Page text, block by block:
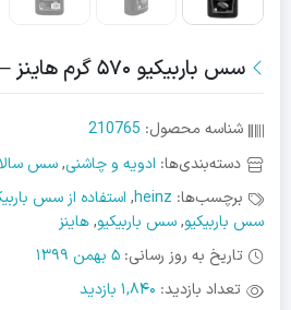
سس باربیکیو ۵۷۰ گرم هاینز – heinz
شناسه محصول: 210765
دسته‌بندی‌ها: ادویه و چاشنی,سس
برچسب‌ها: heinz
, استفاده از سس
سس باربیکیو,سس باربیکیو,هاینز
تاریخ به روز رسانی: 5 بهمن 1399
تعداد بازدید: 1,840 بازدید